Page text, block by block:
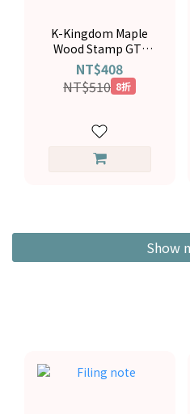
K-Kingdom Maple
Wood Stamp GT-
6114
NT$408
NT$510 8折
Show